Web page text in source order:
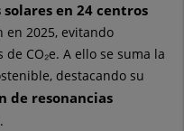
solares en 24 centros
en 2025, evitando
CO₂e. A ello se suma la
destacando su
de resonancias